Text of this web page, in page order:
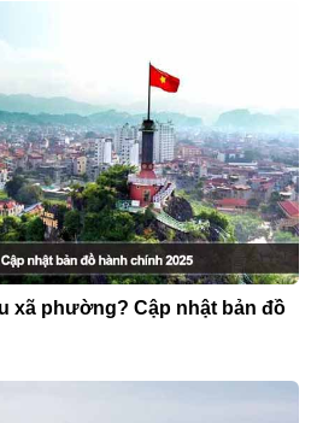
xã phường? Cập nhật bản đồ